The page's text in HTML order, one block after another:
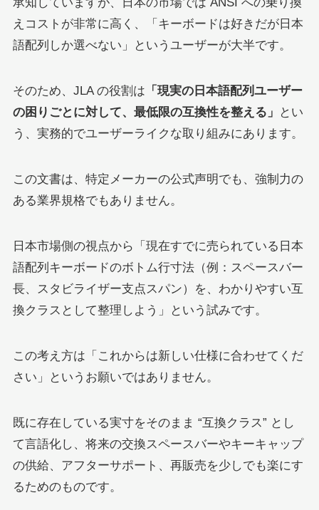
えコストが非常に高く、「キーボードは好きだが日本
語配列しか選べない」というユーザーが大半です。
そのため、JLA の役割は 「現実の日本語配列ユーザー
の困りごとに対して、最低限の互換性を整える」
とい
う、実務的でユーザーライクな取り組みにあります。
この文書は、特定メーカーの公式声明でも、強制力の
ある業界規格でもありません。
日本市場側の視点から「現在すでに売られている日本
語配列キーボードのボトム行寸法（例：スペースバー
長、スタビライザー支点スパン）を、わかりやすい互
換クラスとして整理しよう」という試みです。
この考え方は「これからは新しい仕様に合わせてくだ
さい」というお願いではありません。
既に存在している実寸をそのまま “互換クラス” とし
て言語化し、将来の交換スペースバーやキーキャップ
の供給、アフターサポート、再販売を少しでも楽にす
るためのものです。